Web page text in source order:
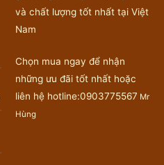
và chất lượng tốt nhất tại Việt
Nam
Chọn mua ngay để nhận
những ưu đãi tốt nhất hoặc
liên hệ hotline:0903775567 Mr
Hùng